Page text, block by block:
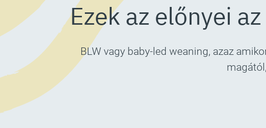
Ezek az előnyei
BLW vagy baby-led weaning, azaz